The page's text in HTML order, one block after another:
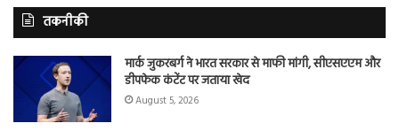
तकनीकी
मार्क जुकरबर्ग ने भारत सरकार से माफी मांगी, सीएसएएम और
डीपफेक कंटेंट पर जताया खेद
August 5, 2026